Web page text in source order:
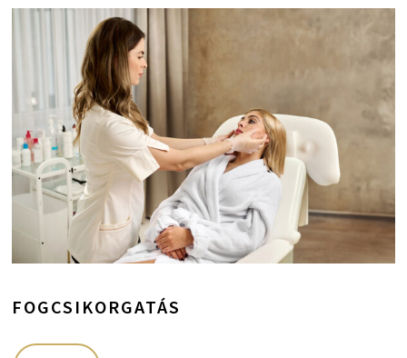
FOGCSIKORGATÁS